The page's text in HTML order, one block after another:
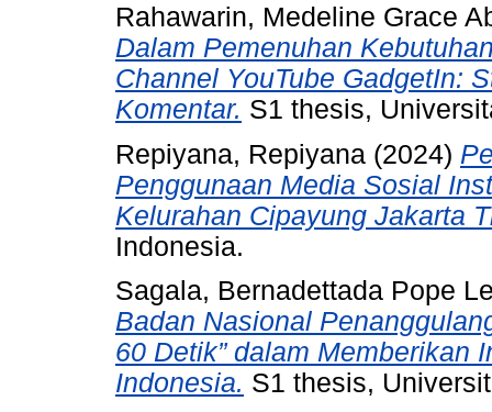
Rahawarin, Medeline Grace
Dalam Pemenuhan
Channel YouTube GadgetIn:
Komentar. S1 thesis,
Repiyana, Repiyana (2024)
Penggunaan Media Sosial
Kelurahan Cipayung Jakarta
Indonesia.
Sagala, Bernadettada Pope
Badan Nasional
60 Detik” dalam Memberikan
Indonesia. S1 thesis,